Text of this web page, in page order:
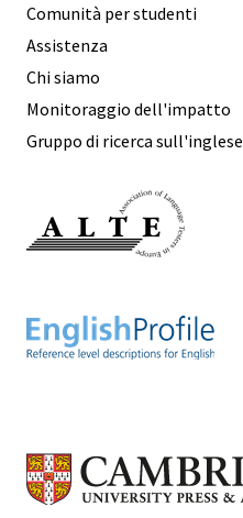
Comunità per studenti
Assistenza
Chi siamo
Monitoraggio dell'impatto
Gruppo di ricerca sull'inglese